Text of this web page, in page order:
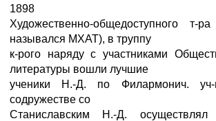
1898
Художественно-общедоступного т-
назывался МХАТ), в труппу
к-рого наряду с участниками
литературы вошли лучшие
ученики Н.-Д. по Филармонич.
содружестве со
Станиславским Н.-Д. осуществлял